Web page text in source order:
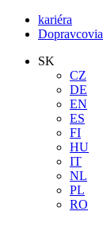
kariéra
Dopravcovia
SK
CZ
DE
EN
ES
FI
HU
IT
NL
PL
RO